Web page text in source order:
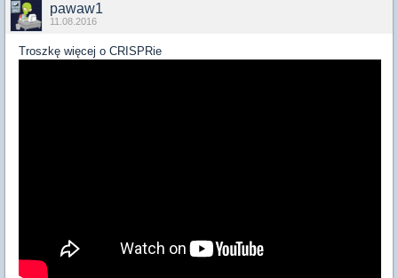
pawaw1
11.08.2016
Troszkę więcej o CRISPRie